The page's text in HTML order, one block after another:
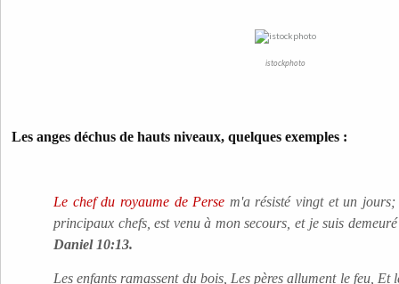
istockphoto
Les anges déchus de hauts niveaux, quelques exemples :
Le chef du royaume de Perse m'a résisté vingt et un
principaux chefs, est venu à mon secours, et je suis
Daniel 10:13.
Les enfants ramassent du bois, Les pères allument le feu, Et